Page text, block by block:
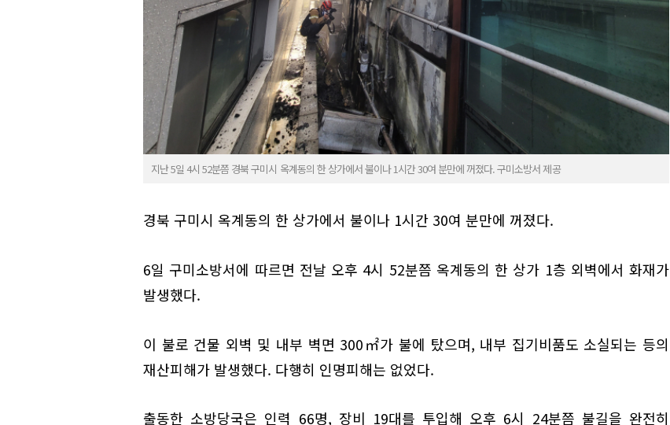
지난 5일 4시 52분쯤 경북 구미시 옥계동의 한 상가에서 불이나 1시간 30여 분만에 꺼졌다. 구미소방서 제공
경북 구미시 옥계동의 한 상가에서 불이나 1시간 30여 분만에 꺼졌다.
6일 구미소방서에 따르면 전날 오후 4시 52분쯤 옥계동의 한 상가 1층 외벽에서 화재가
발생했다.
이 불로 건물 외벽 및 내부 벽면 300㎡가 불에 탔으며, 내부 집기비품도 소실되는 등의
재산피해가 발생했다. 다행히 인명피해는 없었다.
출동한 소방당국은 인력 66명, 장비 19대를 투입해 오후 6시 24분쯤 불길을 완전히